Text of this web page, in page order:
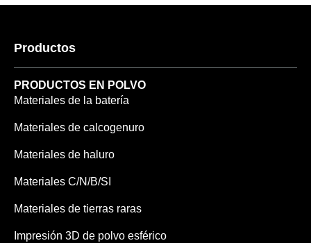
Productos
PRODUCTOS EN POLVO
Materiales de la batería
Materiales de calcogenuro
Materiales de haluro
Materiales C/N/B/SI
Materiales de tierras raras
Impresión 3D de polvo esférico